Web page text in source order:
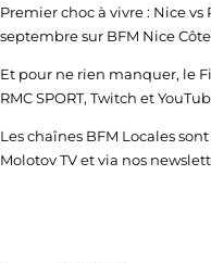
Premier choc à vivre : Nice
septembre sur BFM Nice Côte
Et pour ne rien manquer, le
RMC SPORT, Twitch et
Les chaînes BFM Locales
Molotov TV et via nos